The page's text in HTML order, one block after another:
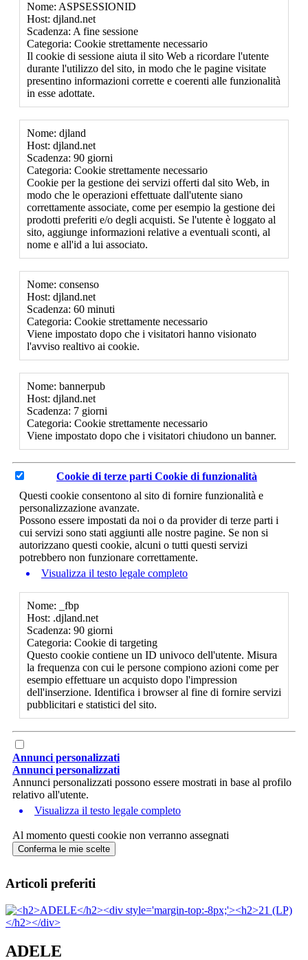
Nome: ASPSESSIONID
Host: djland.net
Scadenza: A fine sessione
Categoria: Cookie strettamente necessario
Il cookie di sessione aiuta il sito Web a ricordare l'utente
durante l'utilizzo del sito, in modo che le pagine visitate
presentino informazioni corrette e coerenti alle funzionalità
in esse adottate.
Nome: djland
Host: djland.net
Scadenza: 90 giorni
Categoria: Cookie strettamente necessario
Cookie per la gestione dei servizi offerti dal sito Web, in
modo che le operazioni effettuate dall'utente siano
correttamente associate, come per esempio la gestione dei
prodotti preferiti e/o degli acquisti. Se l'utente è loggato al
sito, aggiunge informazioni relative a eventuali sconti, al
nome e all'id a lui associato.
Nome: consenso
Host: djland.net
Scadenza: 60 minuti
Categoria: Cookie strettamente necessario
Viene impostato dopo che i visitatori hanno visionato
l'avviso realtivo ai cookie.
Nome: bannerpub
Host: djland.net
Scadenza: 7 giorni
Categoria: Cookie strettamente necessario
Viene impostato dopo che i visitatori chiudono un banner.
Cookie di terze parti Cookie di funzionalità
Questi cookie consentono al sito di fornire funzionalità e
personalizzazione avanzate.
Possono essere impostati da noi o da provider di terze parti i
cui servizi sono stati aggiunti alle nostre pagine. Se non si
autorizzano questi cookie, alcuni o tutti questi servizi
potrebbero non funzionare correttamente.
Visualizza il testo legale completo
Nome: _fbp
Host: .djland.net
Scadenza: 90 giorni
Categoria: Cookie di targeting
Questo cookie contiene un ID univoco dell'utente. Misura
la frequenza con cui le persone compiono azioni come per
esempio effettuare un acquisto dopo l'impression
dell'inserzione. Identifica i browser al fine di fornire servizi
pubblicitari e statistici del sito.
Annunci personalizzati
Annunci personalizzati
Annunci personalizzati possono essere mostrati in base al profilo
relativo all'utente.
Visualizza il testo legale completo
Al momento questi cookie non verranno assegnati
Conferma le mie scelte
Articoli preferiti
ADELE